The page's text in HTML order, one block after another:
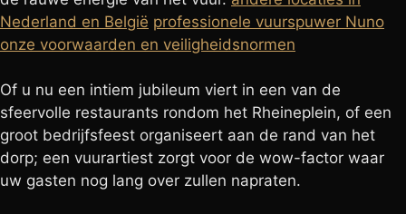
Nederland en België professionele vuurspuwer Nuno
onze voorwaarden en veiligheidsnormen
Of u nu een intiem jubileum viert in een van de
sfeervolle restaurants rondom het Rheineplein, of een
groot bedrijfsfeest organiseert aan de rand van het
dorp; een vuurartiest zorgt voor de wow-factor waar
uw gasten nog lang over zullen napraten.